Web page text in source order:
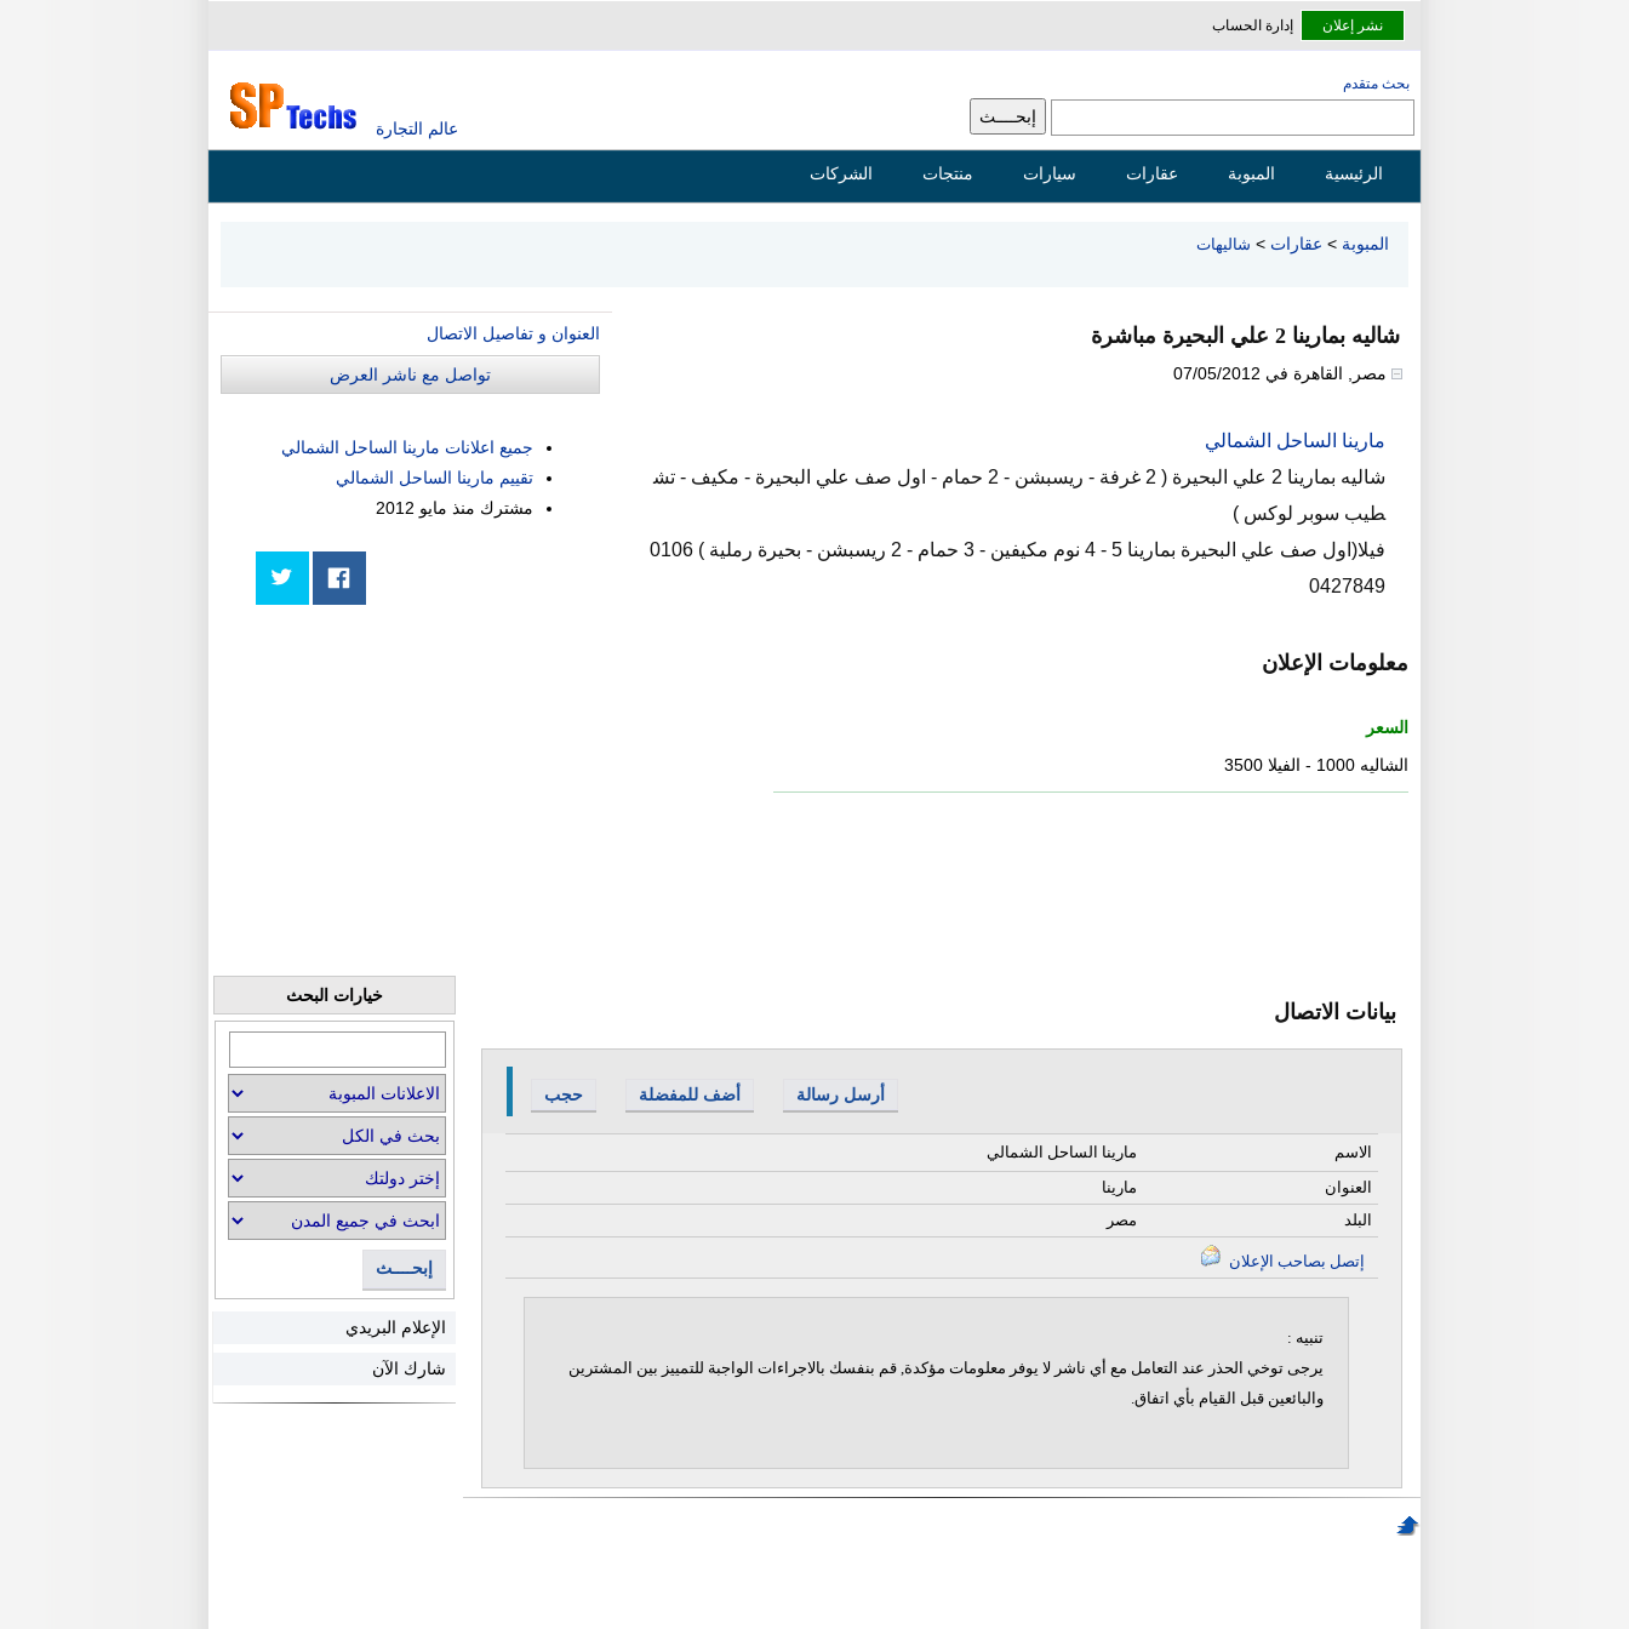
نشر إعلان إدارة الحساب
عالم التجارة
بحث متقدم
الرئيسية المبوبة عقارات سيارات منتجات الشركات
المبوبة > عقارات > شاليهات
شاليه بمارينا 2 علي البحيرة مباشرة
مصر القاهرة في 07/05/2012
مارينا الساحل الشمالي
شاليه بمارينا 2 علي البحيرة ( 2 غرفة - ريسبشن - 2 حمام - اول صف علي البحيرة - مكيف - تش
طيب سوبر لوكس )
فيلا(اول صف علي البحيرة بمارينا 5 - 4 نوم مكيفين - 3 حمام - 2 ريسبشن - بحيرة رملية ) 0106
0427849
معلومات الإعلان
السعر
الشاليه 1000 - الفيلا 3500
العنوان و تفاصيل الاتصال
تواصل مع ناشر العرض
جميع اعلانات مارينا الساحل الشمالي
تقييم مارينا الساحل الشمالي
مشترك منذ مايو 2012
بيانات الاتصال
حجب أضف للمفضلة أرسل رسالة
مارينا الساحل الشمالي
الاسم
مارينا
العنوان
مصر
البلد
تنبيه :
يرجى توخي الحذر عند التعامل مع أي ناشر لا يوفر معلومات مؤكدة, قم بنفسك بالاجراءات الواجبة للتمييز بين المشترين
والبائعين قبل القيام بأي اتفاق.
خيارات البحث
إبحــــث
الإعلام البريدي
شارك الآن